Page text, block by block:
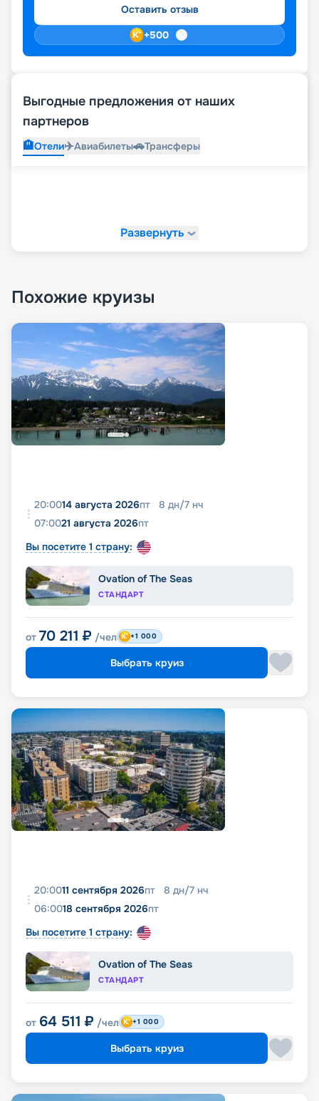
Оставить отзыв
+500
Выгодные предложения от наших
партнеров
🏨Отели✈️Авиабилеты🚗Трансферы
Развернуть
Похожие круизы
20:0014 августа 2026пт 8 дн/7 нч
07:0021 августа 2026пт
Вы посетите 1 страну:
Ovation of The Seas
СТАНДАРТ
от 70 211 ₽ /чел +1 000
Выбрать круиз
20:0011 сентября 2026пт 8 дн/7 нч
06:0018 сентября 2026пт
Вы посетите 1 страну:
Ovation of The Seas
СТАНДАРТ
от 64 511 ₽ /чел +1 000
Выбрать круиз